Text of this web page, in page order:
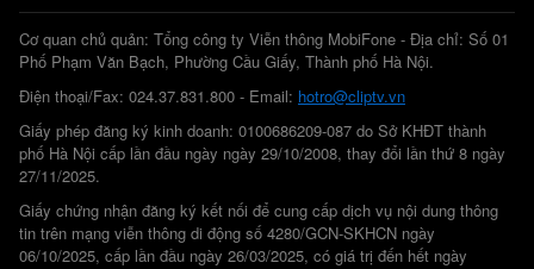
Cơ quan chủ quản: Tổng công ty Viễn thông MobiFone - Địa chỉ: Số 01
Phố Phạm Văn Bạch, Phường Cầu Giấy, Thành phố Hà Nội.
Điện thoại/Fax: 024.37.831.800 - Email: hotro@cliptv.vn
Giấy phép đăng ký kinh doanh: 0100686209-087 do Sở KHĐT thành
phố Hà Nội cấp lần đầu ngày ngày 29/10/2008, thay đổi lần thứ 8 ngày
27/11/2025.
Giấy chứng nhận đăng ký kết nối để cung cấp dịch vụ nội dung thông
tin trên mạng viễn thông di động số 4280/GCN-SKHCN ngày
06/10/2025, cấp lần đầu ngày 26/03/2025, có giá trị đến hết ngày